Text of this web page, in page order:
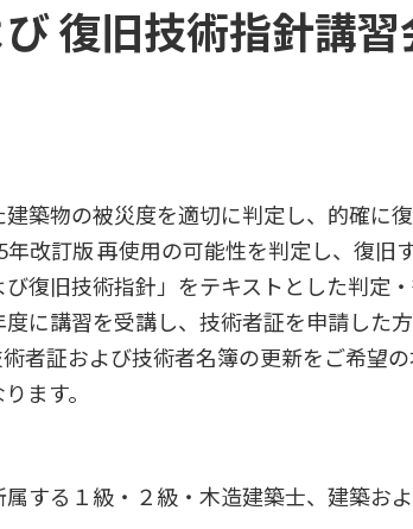
復旧技術指針講
築物の被災度を適切に判定し、的確に
年改訂版 再使用の可能性を判定し、復旧
復旧技術指針」をテキストとした判定
度に講習を受講し、技術者証を申請した
者証および技術者名簿の更新をご希望
ます。
る１級・２級・木造建築士、建築およ